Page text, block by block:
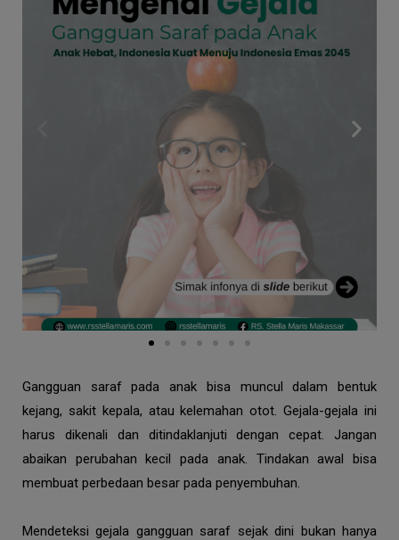
Gangguan saraf pada anak bisa muncul dalam bentuk
kejang, sakit kepala, atau kelemahan otot. Gejala-gejala ini
harus dikenali dan ditindaklanjuti dengan cepat. Jangan
abaikan perubahan kecil pada anak. Tindakan awal bisa
membuat perbedaan besar pada penyembuhan.
Mendeteksi gejala gangguan saraf sejak dini bukan hanya